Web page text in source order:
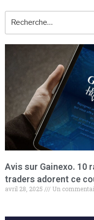
Avis sur Gainexo. 10
traders adorent ce
avril 28, 2025 Un